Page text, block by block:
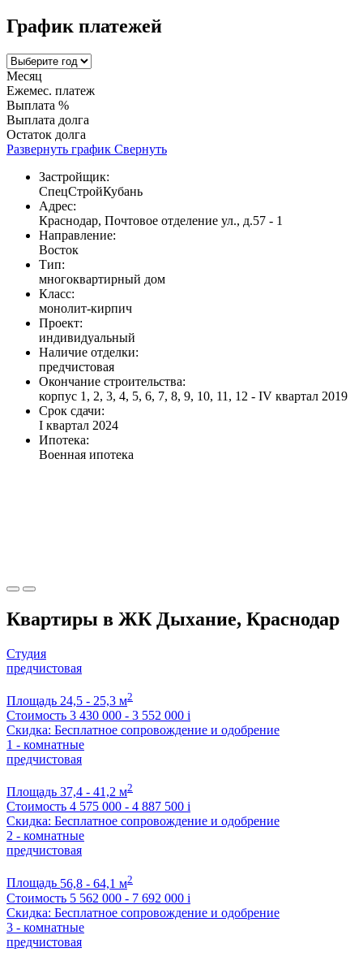
График платежей
Месяц
Ежемес. платеж
Выплата %
Выплата долга
Остаток долга
Развернуть график Свернуть
Застройщик:
СпецСтройКубань
Адрес:
Краснодар, Почтовое отделение ул., д.57 - 1
Направление:
Восток
Тип:
многоквартирный дом
Класс:
монолит-кирпич
Проект:
индивидуальный
Наличие отделки:
предчистовая
Окончание строительства:
корпус 1, 2, 3, 4, 5, 6, 7, 8, 9, 10, 11, 12 - IV квартал 2019
Срок сдачи:
I квартал 2024
Ипотека:
Военная ипотека
Квартиры в ЖК Дыхание, Краснодар
Студия
предчистовая
Площадь 24,5 - 25,3 м2
Стоимость 3 430 000 - 3 552 000 i
Скидка: Бесплатное сопровождение и одобрение
1 - комнатные
предчистовая
Площадь 37,4 - 41,2 м2
Стоимость 4 575 000 - 4 887 500 i
Скидка: Бесплатное сопровождение и одобрение
2 - комнатные
предчистовая
Площадь 56,8 - 64,1 м2
Стоимость 5 562 000 - 7 692 000 i
Скидка: Бесплатное сопровождение и одобрение
3 - комнатные
предчистовая